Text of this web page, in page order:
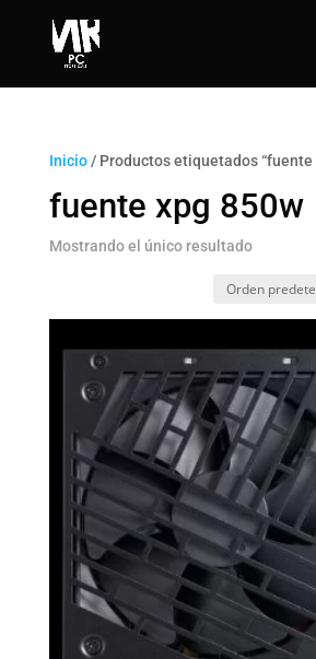
Inicio/ Productos etiquetados “fuente
fuente xpg 850w
Mostrando el único resultado